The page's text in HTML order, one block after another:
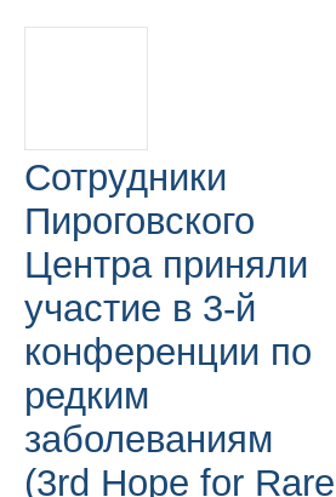
Сотрудники
Пироговского
Центра приняли
участие в 3-й
конференции по
редким
заболеваниям
(3rd Hope for Rare